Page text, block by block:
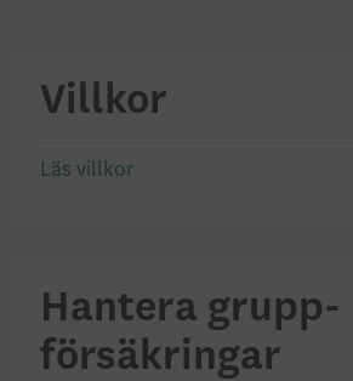
Villkor
Läs villkor
Hantera grupp­
försäkringar